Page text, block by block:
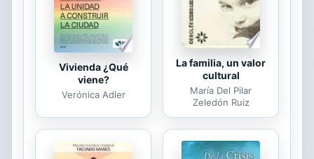
Vivienda ¿Qué
viene?
Verónica Adler
La familia, un valor
cultural
María Del Pilar
Zeledón Ruiz